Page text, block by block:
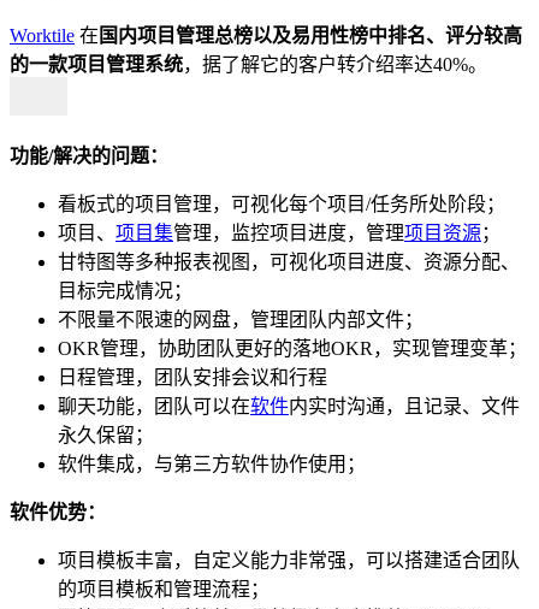
Worktile 在 国内项目管理总榜以及易用性榜中排名、评分较高
的一款项目管理系统，据了解它的客户转介绍率达40%。
功能/解决的问题：
看板式的项目管理，可视化每个项目/任务所处阶段；
项目、 项目集管理，监控项目进度，管理项目资源 ；
甘特图等多种报表视图，可视化项目进度、资源分配、
目标完成情况；
不限量不限速的网盘，管理团队内部文件；
OKR管理，协助团队更好的落地OKR，实现管理变革；
日程管理，团队安排会议和行程
聊天功能，团队可以在软件内实时沟通，且记录、文件
永久保留；
软件集成，与第三方软件协作使用；
软件优势：
项目模板丰富，自定义能力非常强，可以搭建适合团队
的项目模板和管理流程；